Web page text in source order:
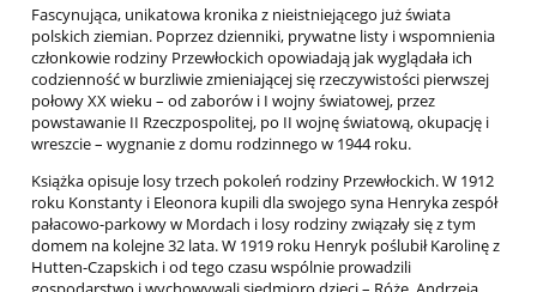
Fascynująca, unikatowa kronika z nieistniejącego już świata
polskich ziemian. Poprzez dzienniki, prywatne listy i wspomnienia
członkowie rodziny Przewłockich opowiadają jak wyglądała ich
codzienność w burzliwie zmieniającej się rzeczywistości pierwszej
połowy XX wieku – od zaborów i I wojny światowej, przez
powstawanie II Rzeczpospolitej, po II wojnę światową, okupację i
wreszcie – wygnanie z domu rodzinnego w 1944 roku.
Książka opisuje losy trzech pokoleń rodziny Przewłockich. W 1912
roku Konstanty i Eleonora kupili dla swojego syna Henryka zespół
pałacowo-parkowy w Mordach i losy rodziny związały się z tym
domem na kolejne 32 lata. W 1919 roku Henryk poślubił Karolinę z
Hutten-Czapskich i od tego czasu wspólnie prowadzili